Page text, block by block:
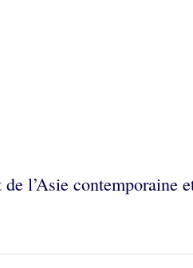
l’Asie contemporaine